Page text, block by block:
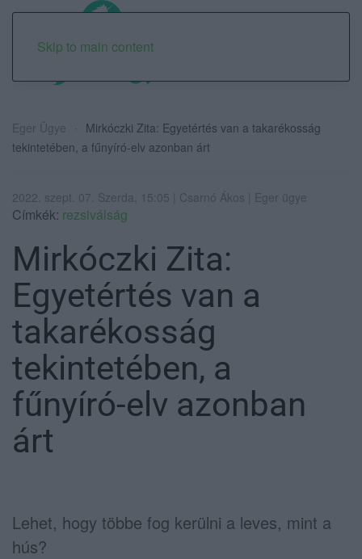
Skip to main content
Eger Ügye
Mirkóczki Zita: Egyetértés van a takarékosság
tekintetében, a fűnyíró-elv azonban árt
2022. szept. 07. Szerda, 15:05 | Csarnó Ákos | Eger ügye
Címkék: rezsiválság
Mirkóczki Zita:
Egyetértés van a
takarékosság
tekintetében, a
fűnyíró-elv azonban
árt
Lehet, hogy többe fog kerülni a leves, mint a
hús?